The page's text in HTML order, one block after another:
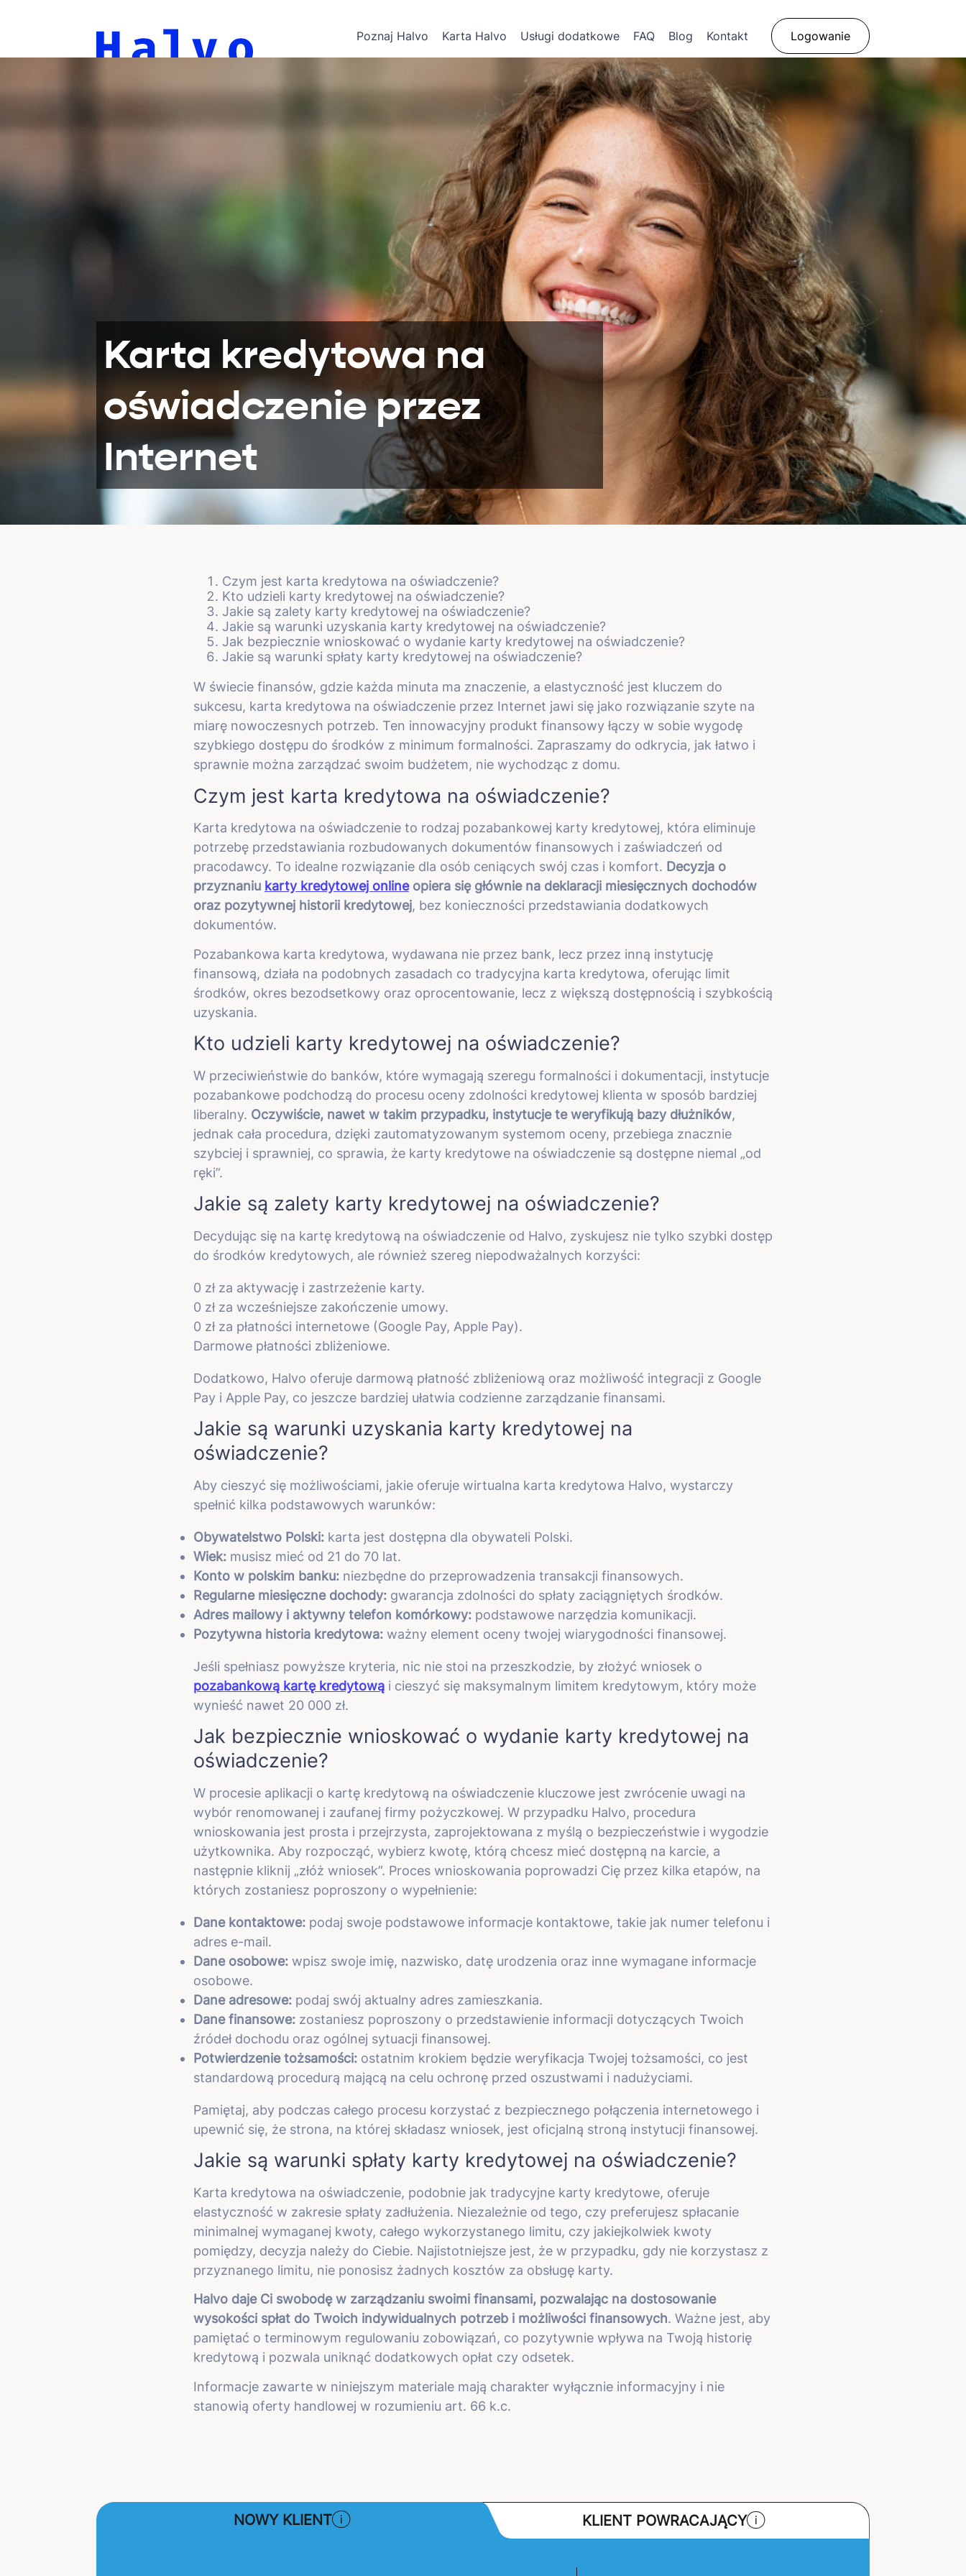
Poznaj Halvo Karta Halvo Usługi dodatkowe FAQ Blog Kontakt Logowanie
Karta kredytowa na
oświadczenie przez
Internet
Czym jest karta kredytowa na oświadczenie?
Kto udzieli karty kredytowej na oświadczenie?
Jakie są zalety karty kredytowej na oświadczenie?
Jakie są warunki uzyskania karty kredytowej na oświadczenie?
Jak bezpiecznie wnioskować o wydanie karty kredytowej na oświadczenie?
Jakie są warunki spłaty karty kredytowej na oświadczenie?
W świecie finansów, gdzie każda minuta ma znaczenie, a elastyczność jest kluczem do
sukcesu, karta kredytowa na oświadczenie przez Internet jawi się jako rozwiązanie szyte na
miarę nowoczesnych potrzeb. Ten innowacyjny produkt finansowy łączy w sobie wygodę
szybkiego dostępu do środków z minimum formalności. Zapraszamy do odkrycia, jak łatwo i
sprawnie można zarządzać swoim budżetem, nie wychodząc z domu.
Czym jest karta kredytowa na oświadczenie?
Karta kredytowa na oświadczenie to rodzaj pozabankowej karty kredytowej, która eliminuje
potrzebę przedstawiania rozbudowanych dokumentów finansowych i zaświadczeń od
pracodawcy. To idealne rozwiązanie dla osób ceniących swój czas i komfort. Decyzja o
przyznaniu karty kredytowej onlineopiera się głównie na deklaracji miesięcznych dochodów
oraz pozytywnej historii kredytowej, bez konieczności przedstawiania dodatkowych
dokumentów.
Pozabankowa karta kredytowa, wydawana nie przez bank, lecz przez inną instytucję
finansową, działa na podobnych zasadach co tradycyjna karta kredytowa, oferując limit
środków, okres bezodsetkowy oraz oprocentowanie, lecz z większą dostępnością i szybkością
uzyskania.
Kto udzieli karty kredytowej na oświadczenie?
W przeciwieństwie do banków, które wymagają szeregu formalności i dokumentacji, instytucje
pozabankowe podchodzą do procesu oceny zdolności kredytowej klienta w sposób bardziej
liberalny. Oczywiście, nawet w takim przypadku, instytucje te weryfikują bazy dłużników,
jednak cała procedura, dzięki zautomatyzowanym systemom oceny, przebiega znacznie
szybciej i sprawniej, co sprawia, że karty kredytowe na oświadczenie są dostępne niemal „od
ręki”.
Jakie są zalety karty kredytowej na oświadczenie?
Decydując się na kartę kredytową na oświadczenie od Halvo, zyskujesz nie tylko szybki dostęp
do środków kredytowych, ale również szereg niepodważalnych korzyści:
0 zł za aktywację i zastrzeżenie karty.
0 zł za wcześniejsze zakończenie umowy.
0 zł za płatności internetowe (Google Pay, Apple Pay).
Darmowe płatności zbliżeniowe.
Dodatkowo, Halvo oferuje darmową płatność zbliżeniową oraz możliwość integracji z Google
Pay i Apple Pay, co jeszcze bardziej ułatwia codzienne zarządzanie finansami.
Jakie są warunki uzyskania karty kredytowej na
oświadczenie?
Aby cieszyć się możliwościami, jakie oferuje wirtualna karta kredytowa Halvo, wystarczy
spełnić kilka podstawowych warunków:
Obywatelstwo Polski: karta jest dostępna dla obywateli Polski.
Wiek:musisz mieć od 21 do 70 lat.
Konto w polskim banku:niezbędne do przeprowadzenia transakcji finansowych.
Regularne miesięczne dochody: gwarancja zdolności do spłaty zaciągniętych środków.
Adres mailowy i aktywny telefon komórkowy:podstawowe narzędzia komunikacji.
Pozytywna historia kredytowa:ważny element oceny twojej wiarygodności finansowej.
Jeśli spełniasz powyższe kryteria, nic nie stoi na przeszkodzie, by złożyć wniosek o
pozabankową kartę kredytowąi cieszyć się maksymalnym limitem kredytowym, który może
wynieść nawet 20 000 zł.
Jak bezpiecznie wnioskować o wydanie karty kredytowej na
oświadczenie?
W procesie aplikacji o kartę kredytową na oświadczenie kluczowe jest zwrócenie uwagi na
wybór renomowanej i zaufanej firmy pożyczkowej. W przypadku Halvo, procedura
wnioskowania jest prosta i przejrzysta, zaprojektowana z myślą o bezpieczeństwie i wygodzie
użytkownika. Aby rozpocząć, wybierz kwotę, którą chcesz mieć dostępną na karcie, a
następnie kliknij „złóż wniosek”. Proces wnioskowania poprowadzi Cię przez kilka etapów, na
których zostaniesz poproszony o wypełnienie:
Dane kontaktowe:podaj swoje podstawowe informacje kontaktowe, takie jak numer telefonu i
adres e-mail.
Dane osobowe:wpisz swoje imię, nazwisko, datę urodzenia oraz inne wymagane informacje
osobowe.
Dane adresowe: podaj swój aktualny adres zamieszkania.
Dane finansowe:zostaniesz poproszony o przedstawienie informacji dotyczących Twoich
źródeł dochodu oraz ogólnej sytuacji finansowej.
Potwierdzenie tożsamości:ostatnim krokiem będzie weryfikacja Twojej tożsamości, co jest
standardową procedurą mającą na celu ochronę przed oszustwami i nadużyciami.
Pamiętaj, aby podczas całego procesu korzystać z bezpiecznego połączenia internetowego i
upewnić się, że strona, na której składasz wniosek, jest oficjalną stroną instytucji finansowej.
Jakie są warunki spłaty karty kredytowej na oświadczenie?
Karta kredytowa na oświadczenie, podobnie jak tradycyjne karty kredytowe, oferuje
elastyczność w zakresie spłaty zadłużenia. Niezależnie od tego, czy preferujesz spłacanie
minimalnej wymaganej kwoty, całego wykorzystanego limitu, czy jakiejkolwiek kwoty
pomiędzy, decyzja należy do Ciebie. Najistotniejsze jest, że w przypadku, gdy nie korzystasz z
przyznanego limitu, nie ponosisz żadnych kosztów za obsługę karty.
Halvo daje Ci swobodę w zarządzaniu swoimi finansami, pozwalając na dostosowanie
wysokości spłat do Twoich indywidualnych potrzeb i możliwości finansowych. Ważne jest, aby
pamiętać o terminowym regulowaniu zobowiązań, co pozytywnie wpływa na Twoją historię
kredytową i pozwala uniknąć dodatkowych opłat czy odsetek.
Informacje zawarte w niniejszym materiale mają charakter wyłącznie informacyjny i nie
stanowią oferty handlowej w rozumieniu art. 66 k.c.
NOWY KLIENT KLIENT POWRACAJĄCY